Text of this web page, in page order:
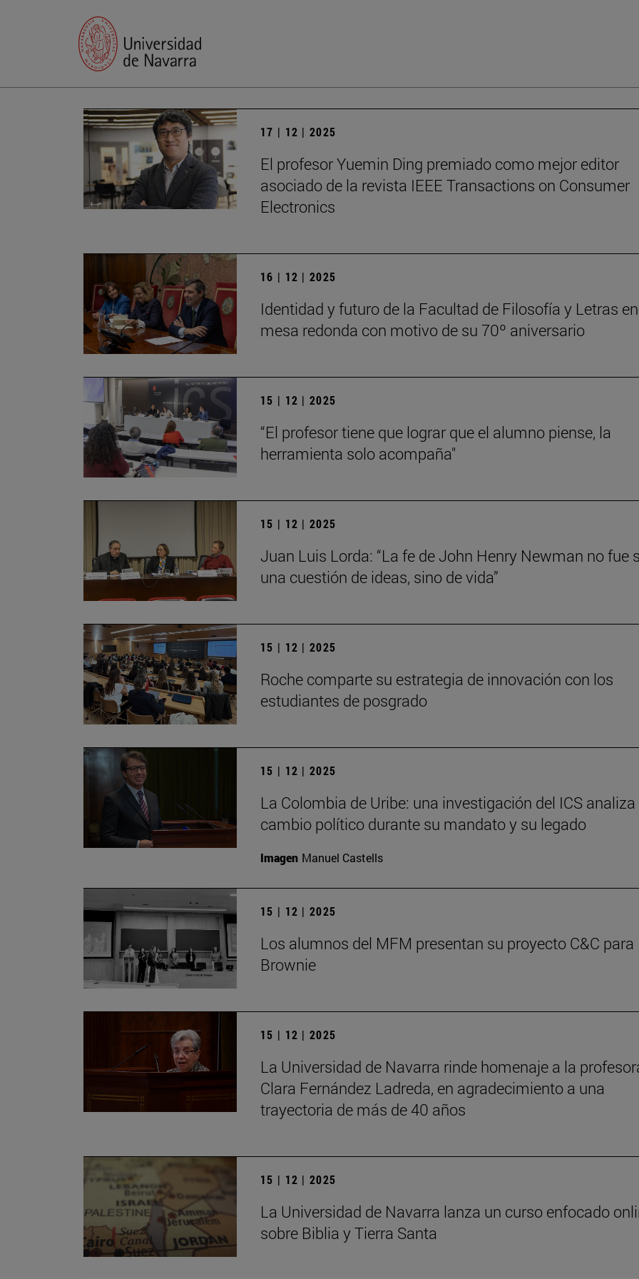
17 | 12 | 2025
El profesor Yuemin Ding premiado como mejor editor
asociado de la revista IEEE Transactions on Consumer
Electronics
16 | 12 | 2025
Identidad y futuro de la Facultad de Filosofía y Letras
mesa redonda con motivo de su 70º aniversario
15 | 12 | 2025
“El profesor tiene que lograr que el alumno piense, la
herramienta solo acompaña"
15 | 12 | 2025
Juan Luis Lorda: “La fe de John Henry Newman no fue
una cuestión de ideas, sino de vida”
15 | 12 | 2025
Roche comparte su estrategia de innovación con los
estudiantes de posgrado
15 | 12 | 2025
La Colombia de Uribe: una investigación del ICS analiza
cambio político durante su mandato y su legado
Imagen Manuel Castells
15 | 12 | 2025
Los alumnos del MFM presentan su proyecto C&C para
Brownie
15 | 12 | 2025
La Universidad de Navarra rinde homenaje a la
Clara Fernández Ladreda, en agradecimiento a una
trayectoria de más de 40 años
15 | 12 | 2025
La Universidad de Navarra lanza un curso enfocado
sobre Biblia y Tierra Santa